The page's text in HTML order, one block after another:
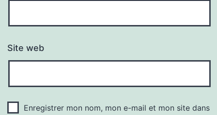
Site web
Enregistrer mon nom, mon e-mail et mon site dans